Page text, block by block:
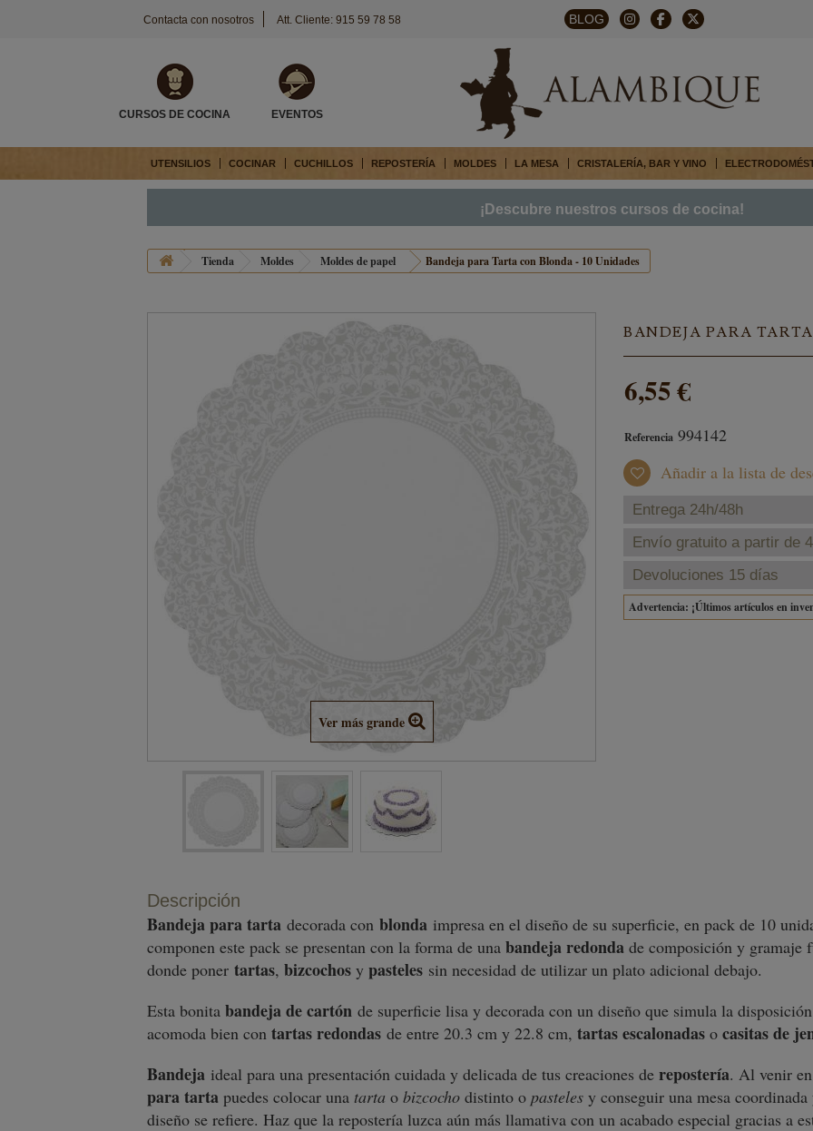
Contacta con nosotros Att. Cliente: 915 59 78 58 BLOG
CURSOS DE COCINA EVENTOS
UTENSILIOS COCINAR CUCHILLOS REPOSTERÍA MOLDES LA MESA CRISTALERÍA, BAR Y VINO
¡Descubre nuestros cursos de cocina!
Tienda Moldes Moldes de papel Bandeja para Tarta con Blonda - 10 Unidades
Ver más grande
BANDEJA PARA
6,55 €
Referencia 994142
Añadir a la lista de
Entrega 24h/48h
Envío gratuito a partir de
Devoluciones 15 días
Advertencia: ¡Últimos artículos en
Descripción
Bandeja para tarta decorada con blonda impresa en el diseño de su superficie, en pack de 10
componen este pack se presentan con la forma de una bandeja redonda de composición y gramaje
donde poner tartas, bizcochos y pasteles sin necesidad de utilizar un plato adicional debajo.
Esta bonita bandeja de cartón de superficie lisa y decorada con un diseño que simula la
acomoda bien con tartas redondas de entre 20.3 cm y 22.8 cm, tartas escalonadas o casitas de
Bandeja ideal para una presentación cuidada y delicada de tus creaciones de repostería. Al venir
para tarta puedes colocar una tarta o bizcocho distinto o pasteles y conseguir una mesa
diseño se refiere. Haz que la repostería luzca aún más llamativa con un acabado especial gracias a